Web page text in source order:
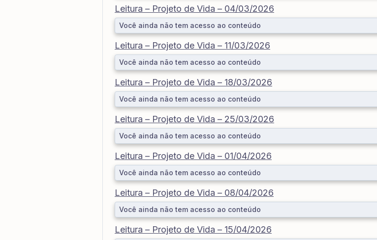
Leitura – Projeto de Vida – 04/03/2026
Você ainda não tem acesso ao conteúdo
Leitura – Projeto de Vida – 11/03/2026
Você ainda não tem acesso ao conteúdo
Leitura – Projeto de Vida – 18/03/2026
Você ainda não tem acesso ao conteúdo
Leitura – Projeto de Vida – 25/03/2026
Você ainda não tem acesso ao conteúdo
Leitura – Projeto de Vida – 01/04/2026
Você ainda não tem acesso ao conteúdo
Leitura – Projeto de Vida – 08/04/2026
Você ainda não tem acesso ao conteúdo
Leitura – Projeto de Vida – 15/04/2026